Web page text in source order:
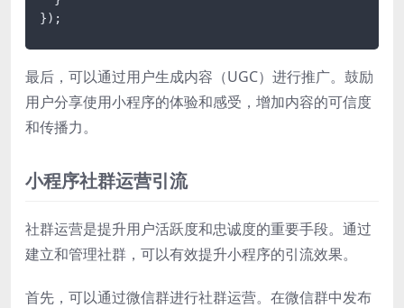
});
最后，可以通过用户生成内容（UGC）进行推广。鼓励
用户分享使用小程序的体验和感受，增加内容的可信度
和传播力。
小程序社群运营引流
社群运营是提升用户活跃度和忠诚度的重要手段。通过
建立和管理社群，可以有效提升小程序的引流效果。
首先，可以通过微信群进行社群运营。在微信群中发布